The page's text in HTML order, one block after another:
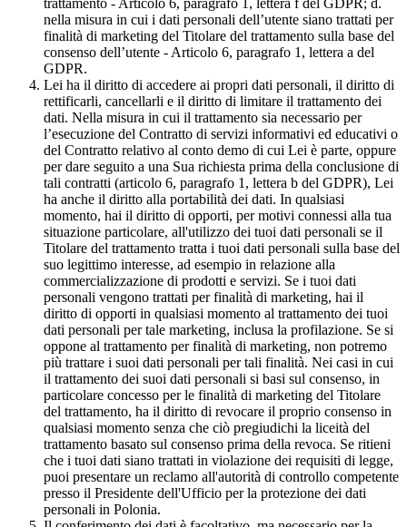
trattamento - Articolo 6, paragrafo 1, lettera f del GDPR; d.
nella misura in cui i dati personali dell’utente siano trattati per
finalità di marketing del Titolare del trattamento sulla base del
consenso dell’utente - Articolo 6, paragrafo 1, lettera a del
GDPR.
Lei ha il diritto di accedere ai propri dati personali, il diritto di
rettificarli, cancellarli e il diritto di limitare il trattamento dei
dati. Nella misura in cui il trattamento sia necessario per
l’esecuzione del Contratto di servizi informativi ed educativi o
del Contratto relativo al conto demo di cui Lei è parte, oppure
per dare seguito a una Sua richiesta prima della conclusione di
tali contratti (articolo 6, paragrafo 1, lettera b del GDPR), Lei
ha anche il diritto alla portabilità dei dati. In qualsiasi
momento, hai il diritto di opporti, per motivi connessi alla tua
situazione particolare, all'utilizzo dei tuoi dati personali se il
Titolare del trattamento tratta i tuoi dati personali sulla base del
suo legittimo interesse, ad esempio in relazione alla
commercializzazione di prodotti e servizi. Se i tuoi dati
personali vengono trattati per finalità di marketing, hai il
diritto di opporti in qualsiasi momento al trattamento dei tuoi
dati personali per tale marketing, inclusa la profilazione. Se si
oppone al trattamento per finalità di marketing, non potremo
più trattare i suoi dati personali per tali finalità. Nei casi in cui
il trattamento dei suoi dati personali si basi sul consenso, in
particolare concesso per le finalità di marketing del Titolare
del trattamento, ha il diritto di revocare il proprio consenso in
qualsiasi momento senza che ciò pregiudichi la liceità del
trattamento basato sul consenso prima della revoca. Se ritieni
che i tuoi dati siano trattati in violazione dei requisiti di legge,
puoi presentare un reclamo all'autorità di controllo competente
presso il Presidente dell'Ufficio per la protezione dei dati
personali in Polonia.